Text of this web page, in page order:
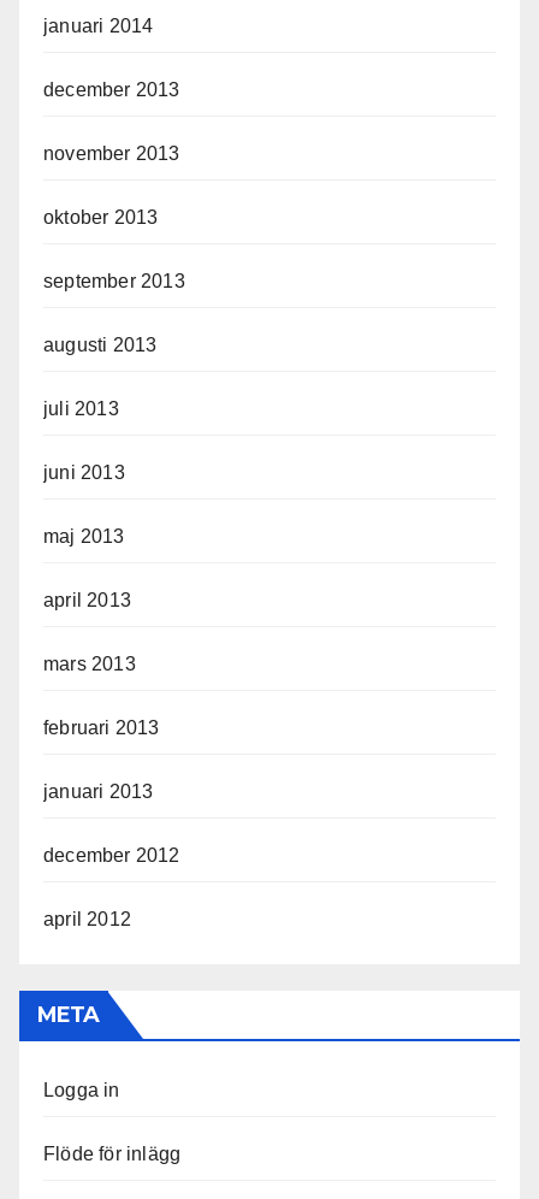
januari 2014
december 2013
november 2013
oktober 2013
september 2013
augusti 2013
juli 2013
juni 2013
maj 2013
april 2013
mars 2013
februari 2013
januari 2013
december 2012
april 2012
META
Logga in
Flöde för inlägg